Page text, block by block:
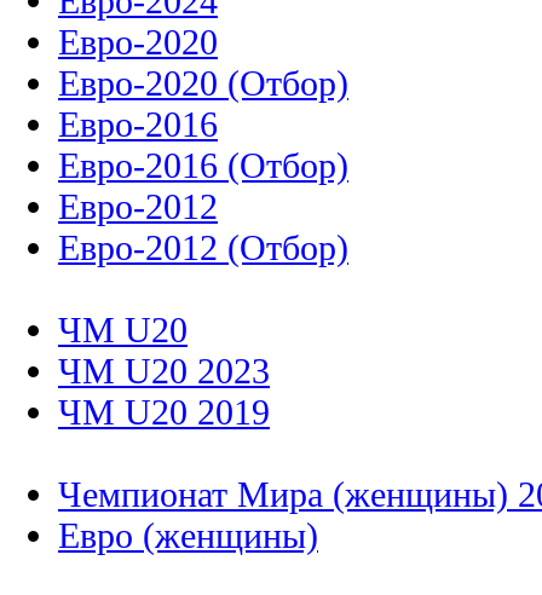
Евро-2020
Евро-2020 (Отбор)
Евро-2016
Евро-2016 (Отбор)
Евро-2012
Евро-2012 (Отбор)
ЧМ U20
ЧМ U20 2023
ЧМ U20 2019
Чемпионат Мира (женщины)
Евро (женщины)